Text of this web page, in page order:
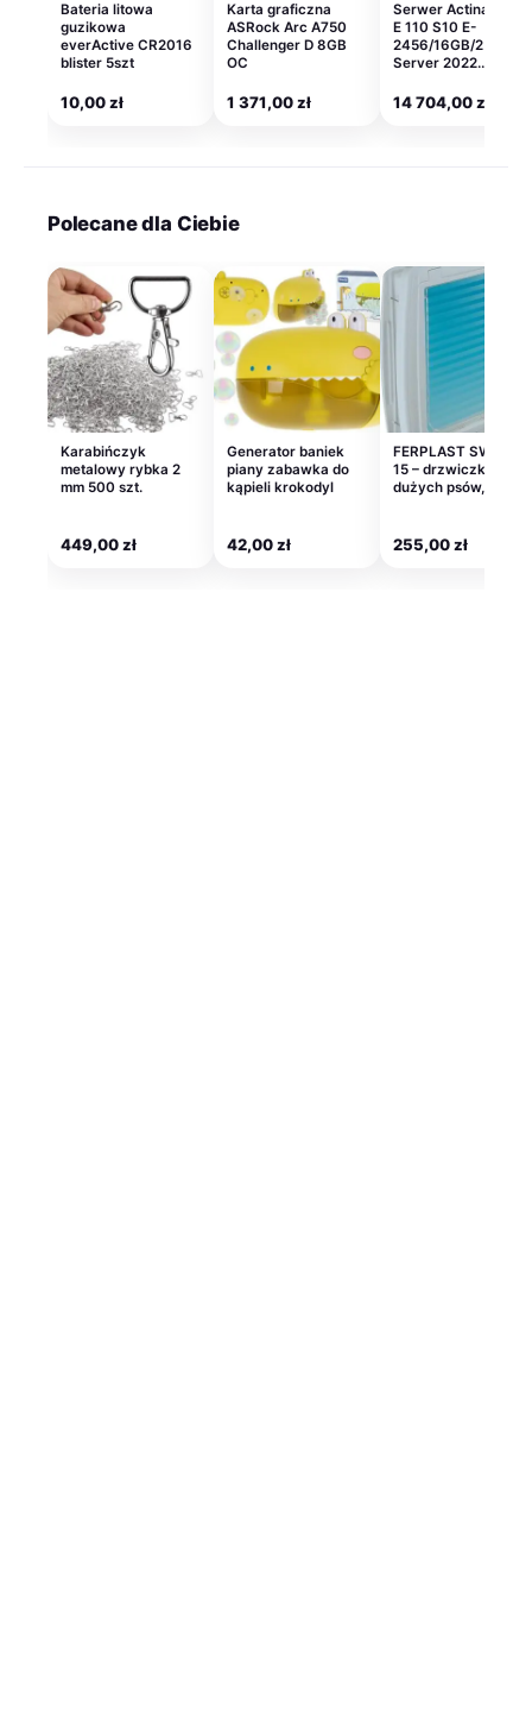
Bateria litowa
guzikowa
everActive CR2016
blister 5szt
10,00zł
Karta graficzna
ASRock Arc A750
Challenger D 8GB
OC
1 371,00zł
Serwer Actina Solar
E 110 S10 E-
2456/16GB/
Server 2022…
14 704,00zł
Polecane dla Ciebie
Karabińczyk
metalowy rybka 2
mm 500 szt.
449,00zł
Generator baniek
piany zabawka do
kąpieli krokodyl
42,00zł
FERPLAST SWING
15 – drzwiczki dla
dużych psów, białe
255,00zł